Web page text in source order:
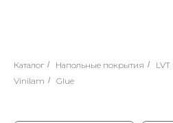
Каталог / Напольные покрытия /
Vinilam / Glue